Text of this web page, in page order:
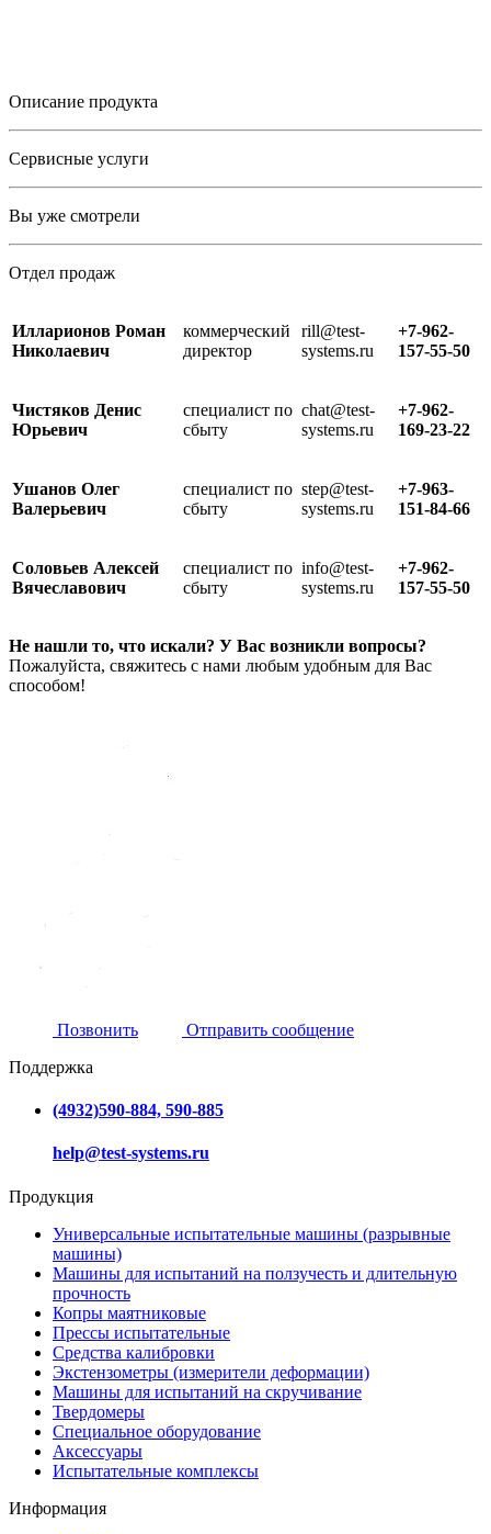
Описание продукта
Сервисные услуги
Вы уже смотрели
Отдел продаж
Илларионов Роман
Николаевич
коммерческий
директор
rill@test-
systems.ru
+7-962-
157-55-50
Чистяков Денис
Юрьевич
специалист по
сбыту
chat@test-
systems.ru
+7-962-
169-23-22
Ушанов Олег
Валерьевич
специалист по
сбыту
step@test-
systems.ru
+7-963-
151-84-66
Соловьев Алексей
Вячеславович
специалист по
сбыту
info@test-
systems.ru
+7-962-
157-55-50
Не нашли то, что искали? У Вас возникли вопросы?
Пожалуйста, свяжитесь с нами любым удобным для Вас
способом!
Позвонить
Отправить сообщение
Поддержка
(4932)590-884, 590-885
help@test-systems.ru
Продукция
Универсальные испытательные машины (разрывные
машины)
Машины для испытаний на ползучесть и длительную
прочность
Копры маятниковые
Прессы испытательные
Средства калибровки
Экстензометры (измерители деформации)
Машины для испытаний на скручивание
Твердомеры
Специальное оборудование
Аксессуары
Испытательные комплексы
Информация